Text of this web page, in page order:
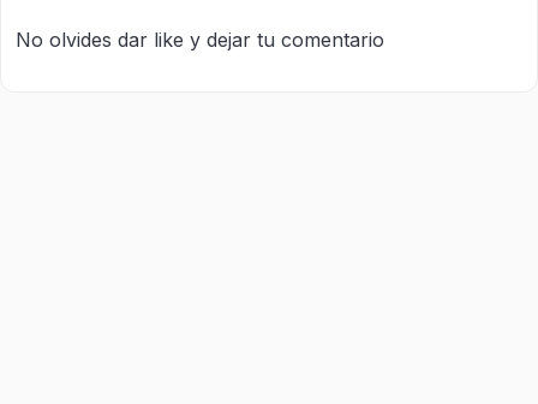
No olvides dar like y dejar tu comentario